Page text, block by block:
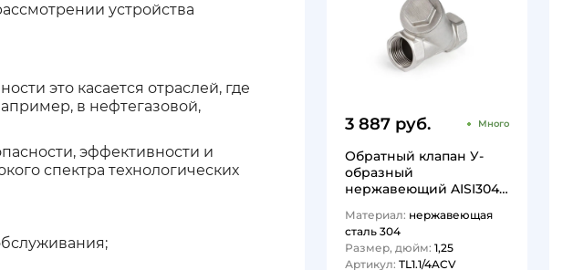
устройства
это касается отраслей, где
в нефтегазовой,
эффективности и
спектра технологических
3 887 руб. Много
Обратный клапан У-
образный
нержавеющий AISI304,
TITAN…
Материал: нержавеющая
сталь 304
Размер, дюйм: 1,25
Артикул: TL1.1/4ACV